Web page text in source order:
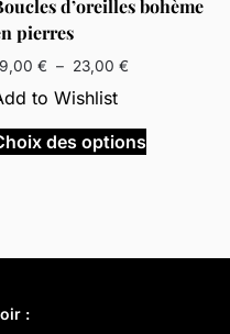
la
d’oreilles bohème
pierres
€ – 23,00€
19,00 €
à
to Wishlist
des optionsproduit
Les
: